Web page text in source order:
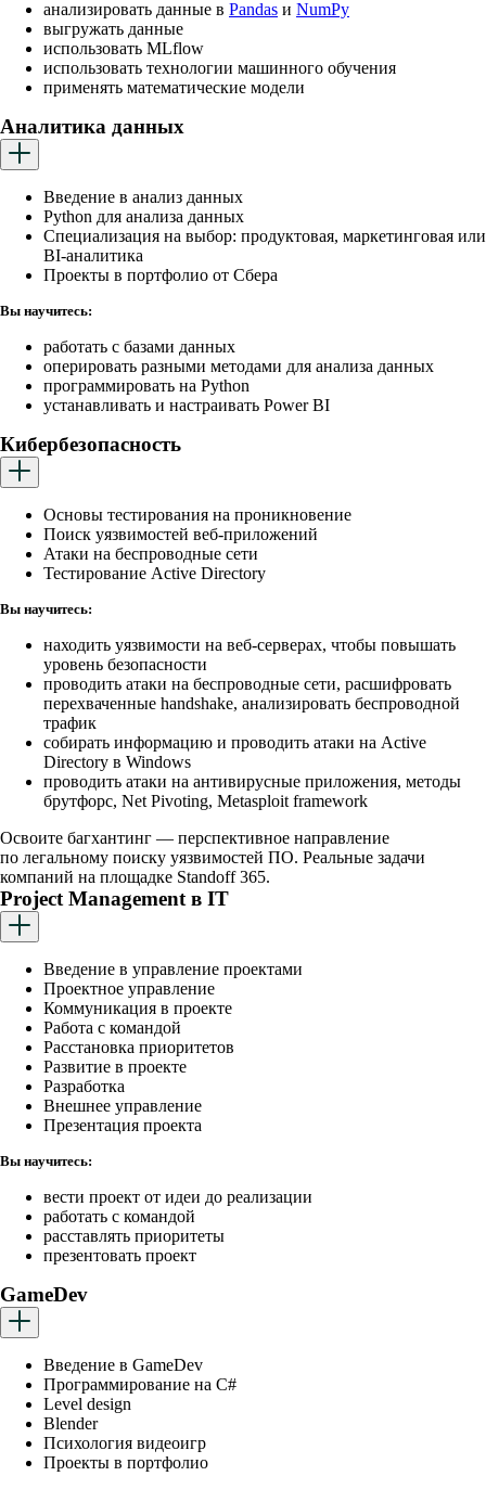
анализировать данные в Pandas и NumPy
выгружать данные
использовать MLflow
использовать технологии машинного обучения
применять математические модели
Аналитика данных
Введение в анализ данных
Python для анализа данных
Cпециализация на выбор: продуктовая, маркетинговая или
BI-аналитика
Проекты в портфолио от Сбера
Вы научитесь:
работать с базами данных
оперировать разными методами для анализа данных
программировать на Python
устанавливать и настраивать Power BI
Кибербезопасность
Основы тестирования на проникновение
Поиск уязвимостей веб-приложений
Атаки на беспроводные сети
Тестирование Active Directory
Вы научитесь:
находить уязвимости на веб-серверах, чтобы повышать
уровень безопасности
проводить атаки на беспроводные сети, расшифровать
перехваченные handshake, анализировать беспроводной
трафик
собирать информацию и проводить атаки на Active
Directory в Windows
проводить атаки на антивирусные приложения, методы
брутфорс, Net Pivoting, Metasploit framework
Освоите багхантинг — перспективное направление
по легальному поиску уязвимостей ПО. Реальные задачи
компаний на площадке Standoff 365.
Project Management в IT
Введение в управление проектами
Проектное управление
Коммуникация в проекте
Работа с командой
Расстановка приоритетов
Развитие в проекте
Разработка
Внешнее управление
Презентация проекта
Вы научитесь:
вести проект от идеи до реализации
работать с командой
расставлять приоритеты
презентовать проект
GameDev
Введение в GameDev
Программирование на C#
Level design
Blender
Психология видеоигр
Проекты в портфолио